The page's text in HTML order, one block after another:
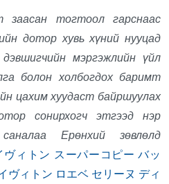
заасан тогтоол гарснаас
дотор хувь хүний нууцад
мэргэжлийн үйл
болон холбогдох баримт
цахим хуудаст байршуулах
сонирхогч этгээд нэр
Ерөнхий зөвлөлд
ヴィトン スーパーコピー バッ
ヴィトン ロエベ セリーヌ ディ